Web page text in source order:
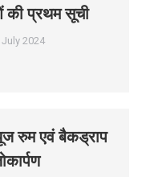
की प्रथम सूची
2024
रुम एवं बैकड्राप